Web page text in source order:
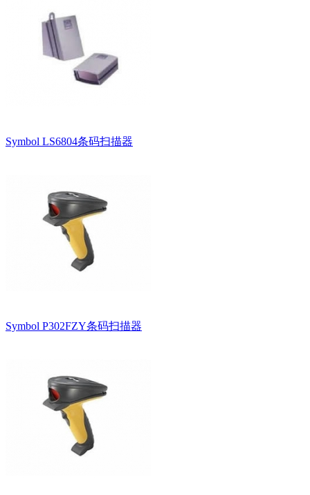
Symbol LS6804条码扫描器
Symbol P302FZY条码扫描器